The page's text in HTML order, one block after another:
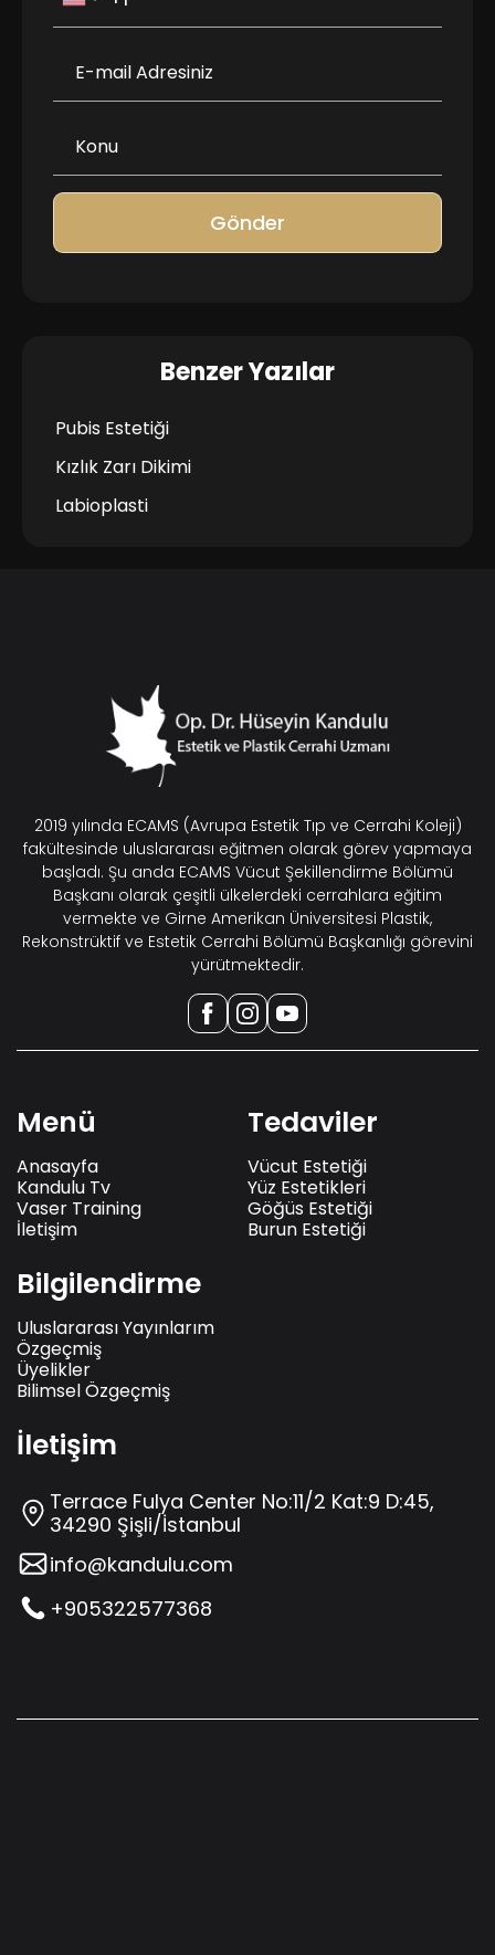
Gönder
Benzer Yazılar
Pubis Estetiği
Kızlık Zarı Dikimi
Labioplasti
2019 yılında ECAMS (Avrupa Estetik Tıp ve Cerrahi Koleji)
fakültesinde uluslararası eğitmen olarak görev yapmaya
başladı. Şu anda ECAMS Vücut Şekillendirme Bölümü
Başkanı olarak çeşitli ülkelerdeki cerrahlara eğitim
vermekte ve Girne Amerikan Üniversitesi Plastik,
Rekonstrüktif ve Estetik Cerrahi Bölümü Başkanlığı görevini
yürütmektedir.
Menü
Anasayfa
Kandulu Tv
Vaser Training
İletişim
Tedaviler
Vücut Estetiği
Yüz Estetikleri
Göğüs Estetiği
Burun Estetiği
Bilgilendirme
Uluslararası Yayınlarım
Özgeçmiş
Üyelikler
Bilimsel Özgeçmiş
İletişim
Terrace Fulya Center No:11/2 Kat:9 D:45,
34290 Şişli/İstanbul
info@kandulu.com
+905322577368